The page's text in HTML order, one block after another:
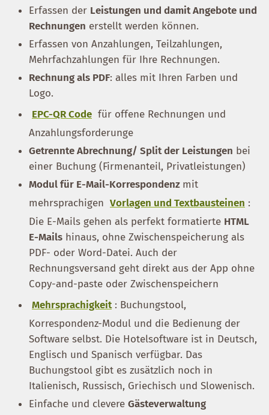
Erfassen der Leistungen und damit Angebote und
Rechnungen erstellt werden können.
Erfassen von Anzahlungen, Teilzahlungen,
Mehrfachzahlungen für Ihre Rechnungen.
Rechnung als PDF: alles mit Ihren Farben und
Logo.
EPC-QR Code für offene Rechnungen und
Anzahlungsforderunge
Getrennte Abrechnung/ Split der Leistungen bei
einer Buchung (Firmenanteil, Privatleistungen)
Modul für E-Mail-Korrespondenz mit
mehrsprachigen Vorlagen und Textbausteinen :
Die E-Mails gehen als perfekt formatierte HTML
E-Mails hinaus, ohne Zwischenspeicherung als
PDF- oder Word-Datei. Auch der
Rechnungsversand geht direkt aus der App ohne
Copy-and-paste oder Zwischenspeichern
Mehrsprachigkeit : Buchungstool,
Korrespondenz-Modul und die Bedienung der
Software selbst. Die Hotelsoftware ist in Deutsch,
Englisch und Spanisch verfügbar. Das
Buchungstool gibt es zusätzlich noch in
Italienisch, Russisch, Griechisch und Slowenisch.
Einfache und clevere Gästeverwaltung